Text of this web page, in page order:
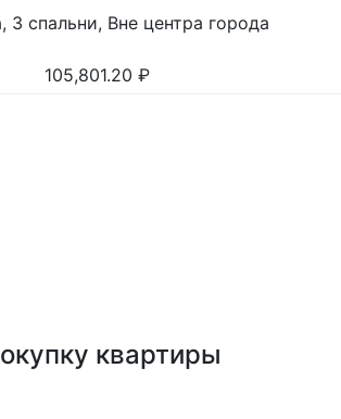
3 спальни, Вне центра города
105,801.20 ₽
квартиры